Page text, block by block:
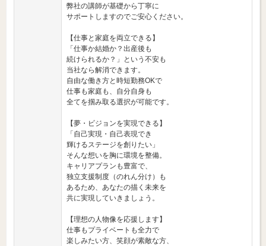
弊社の講師が基礎から丁寧に
サポートしますのでご安心ください。
【仕事と家庭を両立できる】
「仕事か結婚か？出産後も
続けられるか？」という不安も
当社なら解消できます。
自由な働き方と時短勤務OKで
仕事も家庭も、自分自身も
全てを掴み取る選択が可能です。
【夢・ビジョンを実現できる】
「自己実現・自己表現でき
輝けるステージを創りたい」
そんな想いを胸に環境を整備。
キャリアプランも豊富で、
独立支援制度（のれん分け）も
あるため、あなたの描く未来を
共に実現していきましょう。
【理想の人物像を応援します】
仕事もプライベートも全力で
楽しみたい方、笑顔が素敵な方、